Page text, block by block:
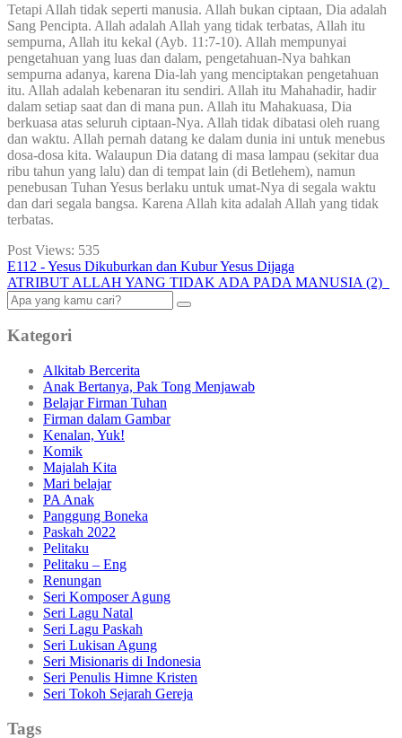
Tetapi Allah tidak seperti manusia. Allah bukan ciptaan, Dia adalah
Sang Pencipta. Allah adalah Allah yang tidak terbatas, Allah itu
sempurna, Allah itu kekal (Ayb. 11:7-10). Allah mempunyai
pengetahuan yang luas dan dalam, pengetahuan-Nya bahkan
sempurna adanya, karena Dia-lah yang menciptakan pengetahuan
itu. Allah adalah kebenaran itu sendiri. Allah itu Mahahadir, hadir
dalam setiap saat dan di mana pun. Allah itu Mahakuasa, Dia
berkuasa atas seluruh ciptaan-Nya. Allah tidak dibatasi oleh ruang
dan waktu. Allah pernah datang ke dalam dunia ini untuk menebus
dosa-dosa kita. Walaupun Dia datang di masa lampau (sekitar dua
ribu tahun yang lalu) dan di tempat lain (di Betlehem), namun
penebusan Tuhan Yesus berlaku untuk umat-Nya di segala waktu
dan dari segala bangsa. Karena Allah kita adalah Allah yang tidak
terbatas.
Post Views: 535
E112 - Yesus Dikuburkan dan Kubur Yesus Dijaga
ATRIBUT ALLAH YANG TIDAK ADA PADA MANUSIA (2)
Kategori
Alkitab Bercerita
Anak Bertanya, Pak Tong Menjawab
Belajar Firman Tuhan
Firman dalam Gambar
Kenalan, Yuk!
Komik
Majalah Kita
Mari belajar
PA Anak
Panggung Boneka
Paskah 2022
Pelitaku
Pelitaku – Eng
Renungan
Seri Komposer Agung
Seri Lagu Natal
Seri Lagu Paskah
Seri Lukisan Agung
Seri Misionaris di Indonesia
Seri Penulis Himne Kristen
Seri Tokoh Sejarah Gereja
Tags